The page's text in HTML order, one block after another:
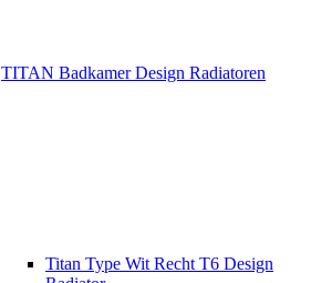
TITAN Badkamer Design Radiatoren
Titan Type Wit Recht T6 Design